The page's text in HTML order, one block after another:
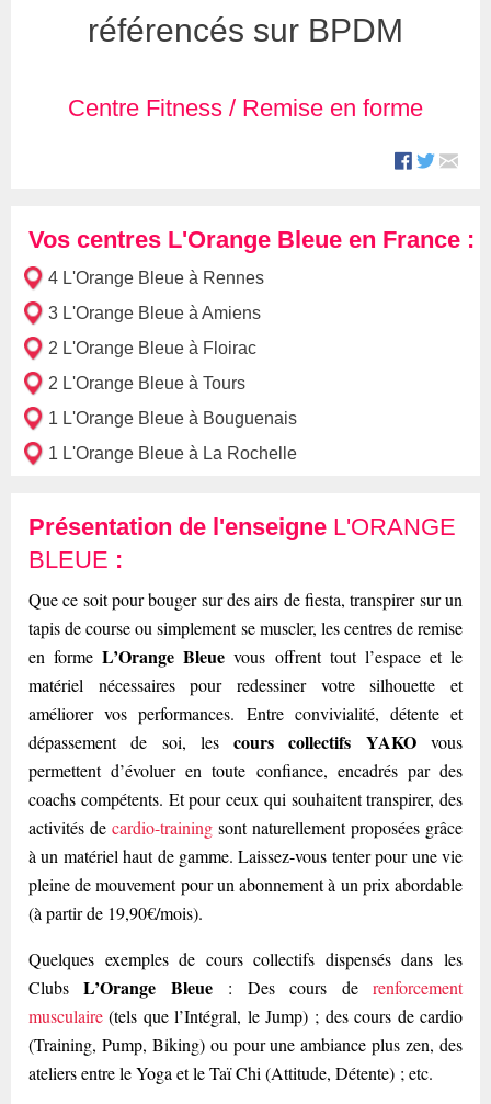
référencés sur BPDM
Centre Fitness / Remise en forme
Vos centres L'Orange Bleue en France :
4 L'Orange Bleue à Rennes
3 L'Orange Bleue à Amiens
2 L'Orange Bleue à Floirac
2 L'Orange Bleue à Tours
1 L'Orange Bleue à Bouguenais
1 L'Orange Bleue à La Rochelle
Présentation de l'enseigne L'ORANGE
BLEUE :
Que ce soit pour bouger sur des airs de fiesta, transpirer sur un
tapis de course ou simplement se muscler, les centres de remise
en formeL’Orange Bleue vous offrent tout l’espace et le
matériel nécessaires pour redessiner votre silhouette et
améliorer vos performances. Entre convivialité, détente et
dépassement de soi, lescours collectifs YAKOvous
permettent d’évoluer en toute confiance, encadrés par des
coachs compétents. Et pour ceux qui souhaitent transpirer, des
activités de cardio-training sont naturellement proposées grâce
à un matériel haut de gamme. Laissez-vous tenter pour une vie
pleine de mouvement pour un abonnement à un prix abordable
(à partir de 19,90€/mois).
Quelques exemples de cours collectifs dispensés dans les
ClubsL’Orange Bleue: Des cours derenforcement
musculaire (tels que l’Intégral, le Jump) ; des cours de cardio
(Training, Pump, Biking) ou pour une ambiance plus zen, des
ateliers entre le Yoga et le Taï Chi (Attitude, Détente) ; etc.